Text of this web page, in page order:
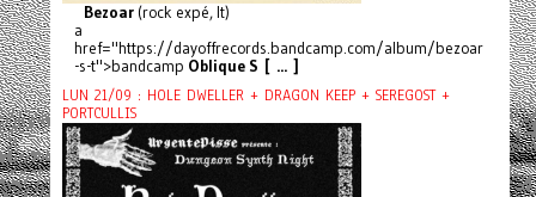
Bezoar(rock expé, It)
a
href="https://dayoffrecords.bandcamp.com/album/bezoar
-s-t">bandcamp Oblique S [ ... ]
LUN 21/09 : HOLE DWELLER + DRAGON KEEP + SEREGOST +
PORTCULLIS